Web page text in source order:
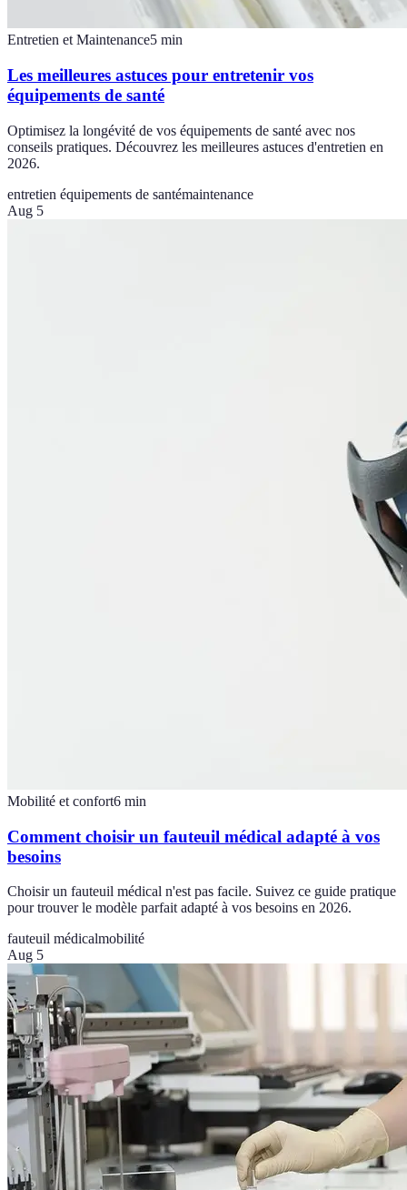
Entretien et Maintenance5 min
Les meilleures astuces pour entretenir vos
équipements de santé
Optimisez la longévité de vos équipements de santé avec nos
conseils pratiques. Découvrez les meilleures astuces d'entretien en
2026.
entretien équipements de santémaintenance
Aug 5
Mobilité et confort6 min
Comment choisir un fauteuil médical adapté à vos
besoins
Choisir un fauteuil médical n'est pas facile. Suivez ce guide pratique
pour trouver le modèle parfait adapté à vos besoins en 2026.
fauteuil médicalmobilité
Aug 5